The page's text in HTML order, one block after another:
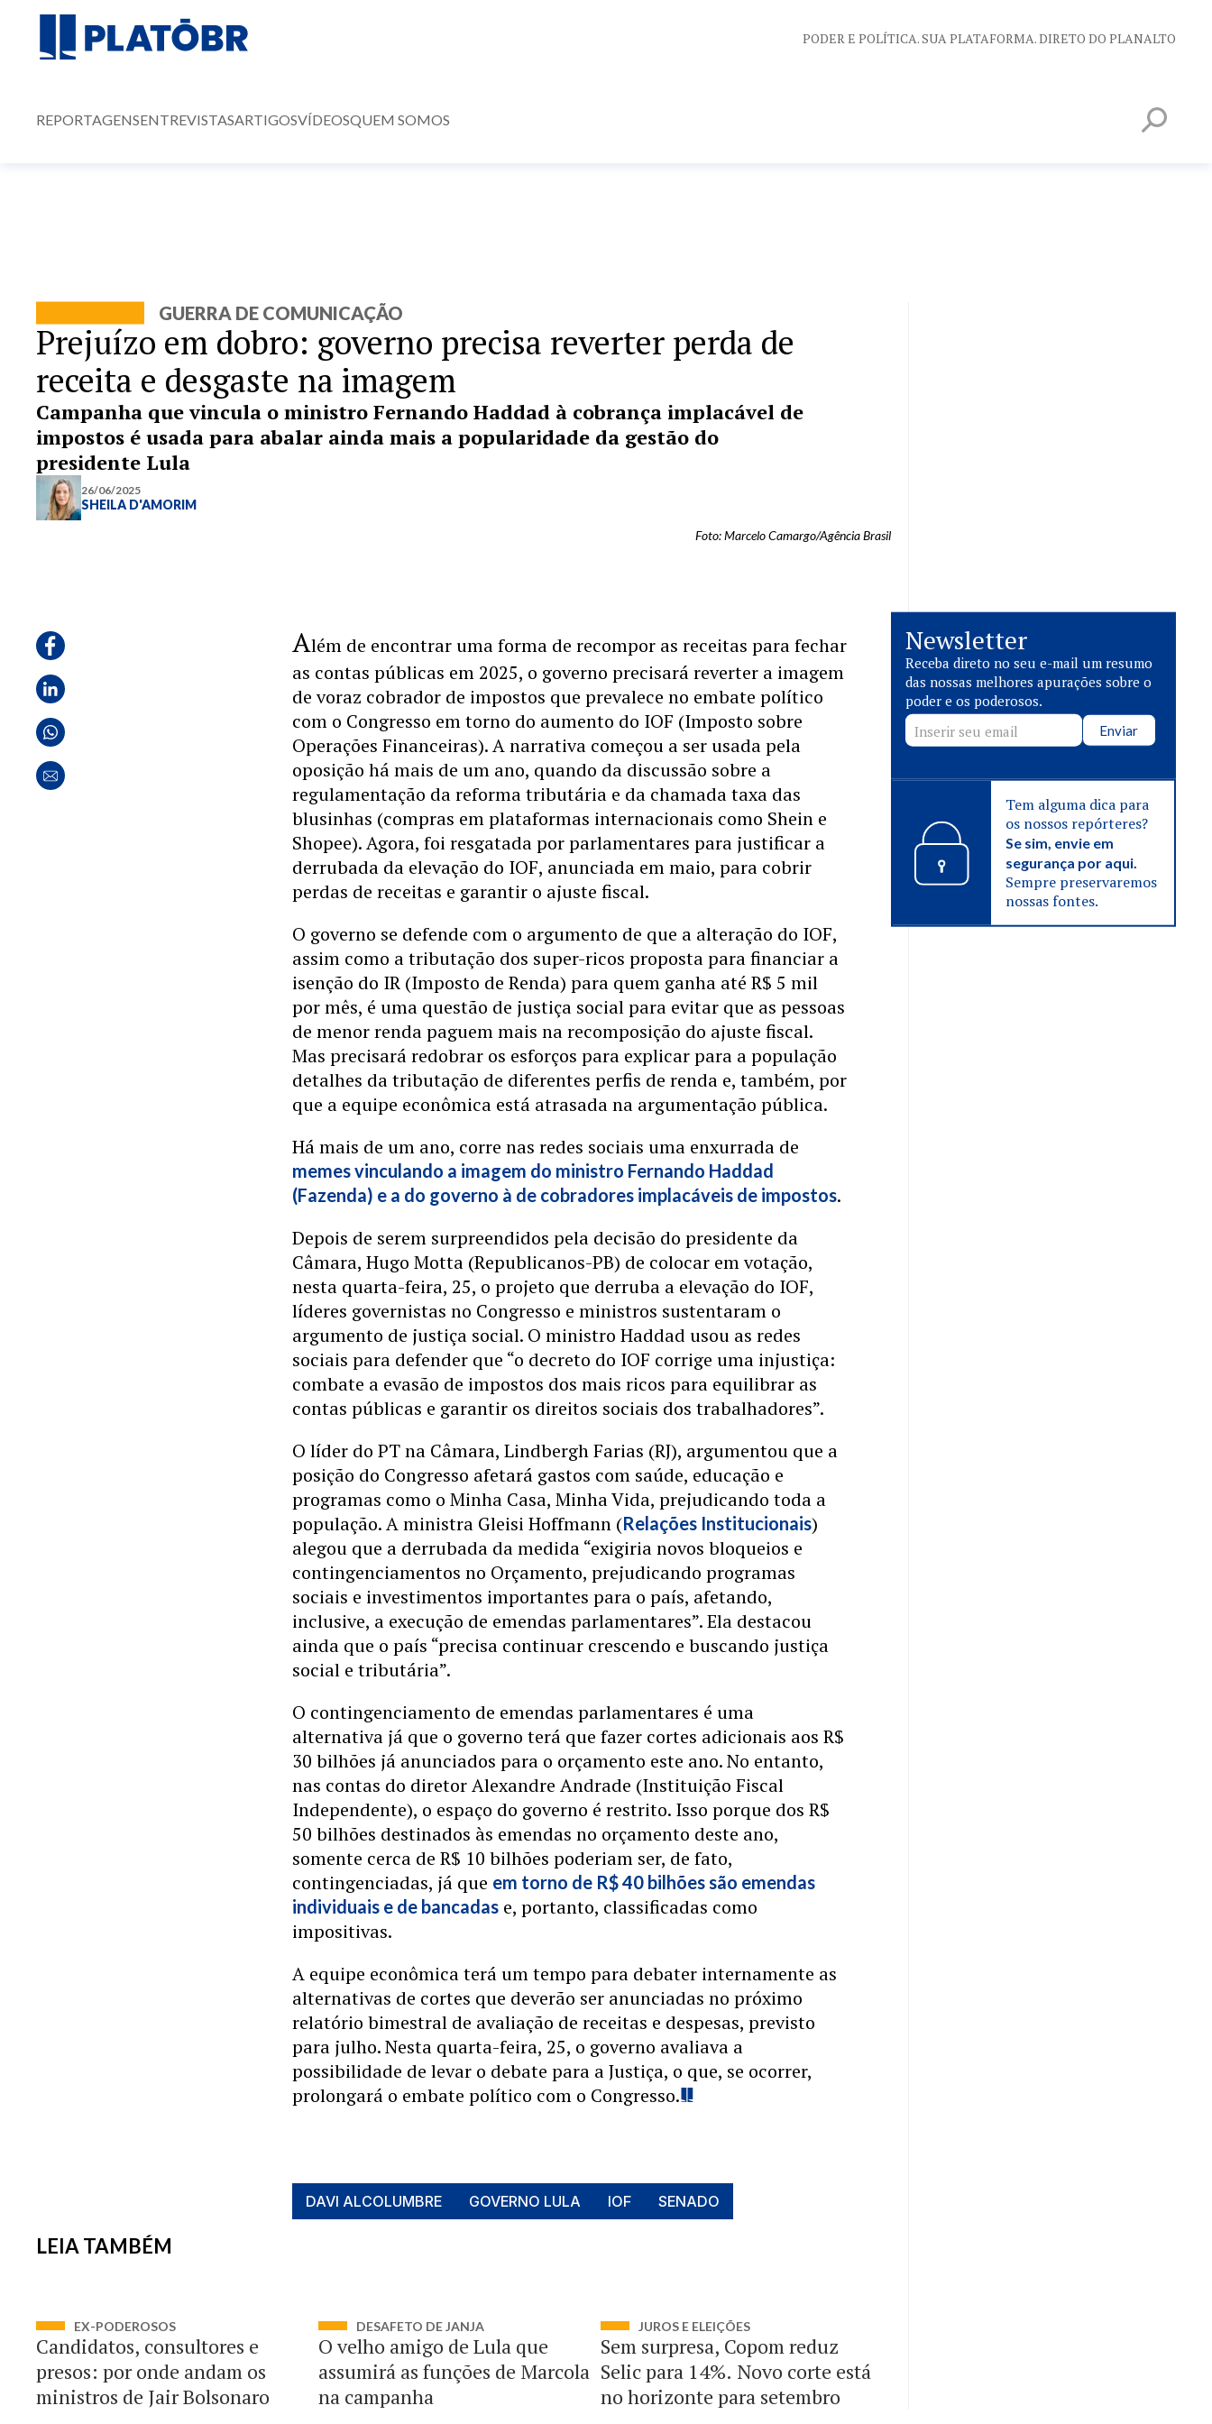
PODER E POLÍTICA. SUA PLATAFORMA. DIRETO DO PLANALTO
REPORTAGENSENTREVISTASARTIGOSVÍDEOSQUEM SOMOS
GUERRA DE COMUNICAÇÃO
Prejuízo em dobro: governo precisa reverter perda de
receita e desgaste na imagem
Campanha que vincula o ministro Fernando Haddad à cobrança implacável de
impostos é usada para abalar ainda mais a popularidade da gestão do
presidente Lula
26/06/2025
SHEILA D'AMORIM
Foto: Marcelo Camargo/Agência Brasil
Além de encontrar uma forma de recompor as receitas para fechar
as contas públicas em 2025, o governo precisará reverter a imagem
de voraz cobrador de impostos que prevalece no embate político
com o Congresso em torno do aumento do IOF (Imposto sobre
Operações Financeiras). A narrativa começou a ser usada pela
oposição há mais de um ano, quando da discussão sobre a
regulamentação da reforma tributária e da chamada taxa das
blusinhas (compras em plataformas internacionais como Shein e
Shopee). Agora, foi resgatada por parlamentares para justificar a
derrubada da elevação do IOF, anunciada em maio, para cobrir
perdas de receitas e garantir o ajuste fiscal.
O governo se defende com o argumento de que a alteração do IOF,
assim como a tributação dos super-ricos proposta para financiar a
isenção do IR (Imposto de Renda) para quem ganha até R$ 5 mil
por mês, é uma questão de justiça social para evitar que as pessoas
de menor renda paguem mais na recomposição do ajuste fiscal.
Mas precisará redobrar os esforços para explicar para a população
detalhes da tributação de diferentes perfis de renda e, também, por
que a equipe econômica está atrasada na argumentação pública.
Há mais de um ano, corre nas redes sociais uma enxurrada de
memes vinculando a imagem do ministro Fernando Haddad
(Fazenda) e a do governo à de cobradores implacáveis de impostos.
Depois de serem surpreendidos pela decisão do presidente da
Câmara, Hugo Motta (Republicanos-PB) de colocar em votação,
nesta quarta-feira, 25, o projeto que derruba a elevação do IOF,
líderes governistas no Congresso e ministros sustentaram o
argumento de justiça social. O ministro Haddad usou as redes
sociais para defender que “o decreto do IOF corrige uma injustiça:
combate a evasão de impostos dos mais ricos para equilibrar as
contas públicas e garantir os direitos sociais dos trabalhadores”.
O líder do PT na Câmara, Lindbergh Farias (RJ), argumentou que a
posição do Congresso afetará gastos com saúde, educação e
programas como o Minha Casa, Minha Vida, prejudicando toda a
população. A ministra Gleisi Hoffmann (Relações Institucionais)
alegou que a derrubada da medida “exigiria novos bloqueios e
contingenciamentos no Orçamento, prejudicando programas
sociais e investimentos importantes para o país, afetando,
inclusive, a execução de emendas parlamentares”. Ela destacou
ainda que o país “precisa continuar crescendo e buscando justiça
social e tributária”.
O contingenciamento de emendas parlamentares é uma
alternativa já que o governo terá que fazer cortes adicionais aos R$
30 bilhões já anunciados para o orçamento este ano. No entanto,
nas contas do diretor Alexandre Andrade (Instituição Fiscal
Independente), o espaço do governo é restrito. Isso porque dos R$
50 bilhões destinados às emendas no orçamento deste ano,
somente cerca de R$ 10 bilhões poderiam ser, de fato,
contingenciadas, já que em torno de R$ 40 bilhões são emendas
individuais e de bancadas e, portanto, classificadas como
impositivas.
A equipe econômica terá um tempo para debater internamente as
alternativas de cortes que deverão ser anunciadas no próximo
relatório bimestral de avaliação de receitas e despesas, previsto
para julho. Nesta quarta-feira, 25, o governo avaliava a
possibilidade de levar o debate para a Justiça, o que, se ocorrer,
prolongará o embate político com o Congresso.
DAVI ALCOLUMBRE GOVERNO LULA IOF SENADO
LEIA TAMBÉM
EX-PODEROSOS
Candidatos, consultores e
presos: por onde andam os
ministros de Jair Bolsonaro
DESAFETO DE JANJA
O velho amigo de Lula que
assumirá as funções de Marcola
na campanha
JUROS E ELEIÇÕES
Sem surpresa, Copom reduz
Selic para 14%. Novo corte está
no horizonte para setembro
Newsletter
Receba direto no seu e-mail um resumo
das nossas melhores apurações sobre o
poder e os poderosos.
Enviar
Tem alguma dica para
os nossos repórteres?
Se sim, envie em
segurança por aqui.
Sempre preservaremos
nossas fontes.